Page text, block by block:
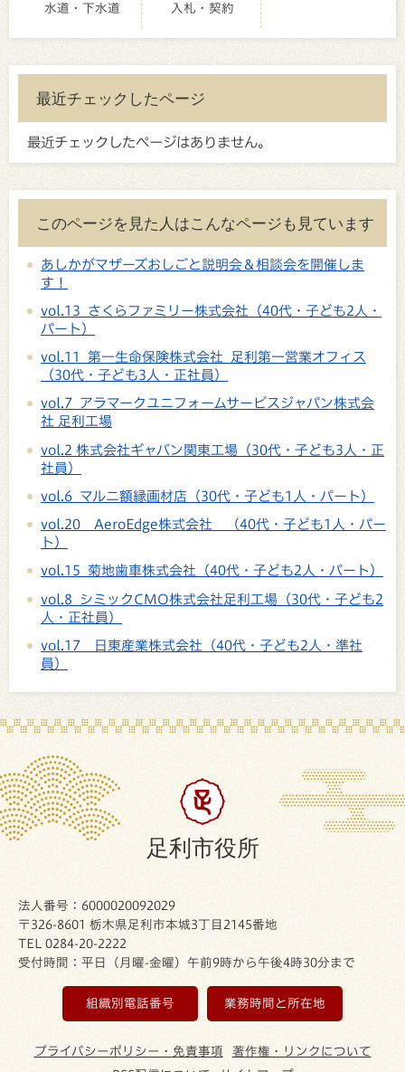
水道・下水道 入札・契約
最近チェックしたページ
最近チェックしたページはありません。
このページを見た人はこんなページも見ています
あしかがマザーズおしごと説明会＆相談会を開催しま
す！
vol.13 さくらファミリー株式会社（40代・子ども2人・
パート）
vol.11 第一生命保険株式会社 足利第一営業オフィス
（30代・子ども3人・正社員）
vol.7 アラマークユニフォームサービスジャパン株式会
社 足利工場
vol.2 株式会社ギャバン関東工場（30代・子ども3人・正
社員）
vol.6 マルニ額縁画材店（30代・子ども1人・パート）
vol.20 AeroEdge株式会社 （40代・子ども1人・パー
ト）
vol.15 菊地歯車株式会社（40代・子ども2人・パート）
vol.8 シミックCMO株式会社足利工場（30代・子ども2
人・正社員）
vol.17 日東産業株式会社（40代・子ども2人・準社
員）
足利市役所
法人番号：6000020092029
〒326-8601 栃木県足利市本城3丁目2145番地
TEL 0284-20-2222
受付時間：平日（月曜-金曜）午前9時から午後4時30分まで
組織別電話番号 業務時間と所在地
プライバシーポリシー・免責事項
著作権・リンクについて